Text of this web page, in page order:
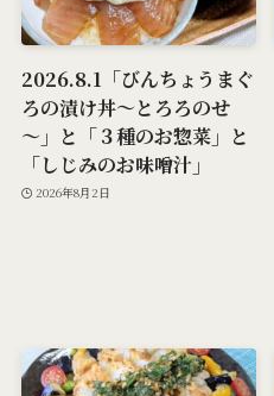
2026.8.1「びんちょうまぐ
ろの漬け丼～とろろのせ
～」と「３種のお惣菜」と
「しじみのお味噌汁」
2026年8月2日